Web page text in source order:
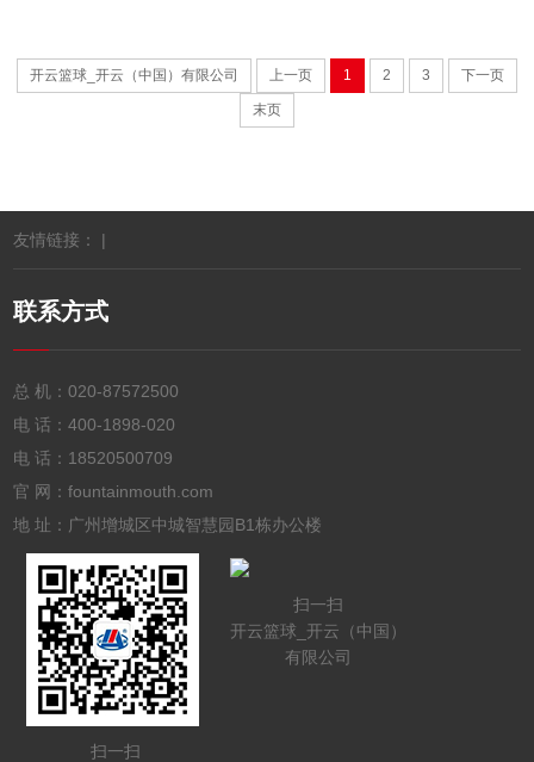
开云篮球_开云（中国）有限公司 上一页 1 2 3 下一页
末页
友情链接： |
联系方式
总 机：020-87572500
电 话：400-1898-020
电 话： 18520500709
官 网：fountainmouth.com
地 址：广州增城区中城智慧园B1栋办公楼
扫一扫
扫一扫
开云篮球_开云（中国）
有限公司